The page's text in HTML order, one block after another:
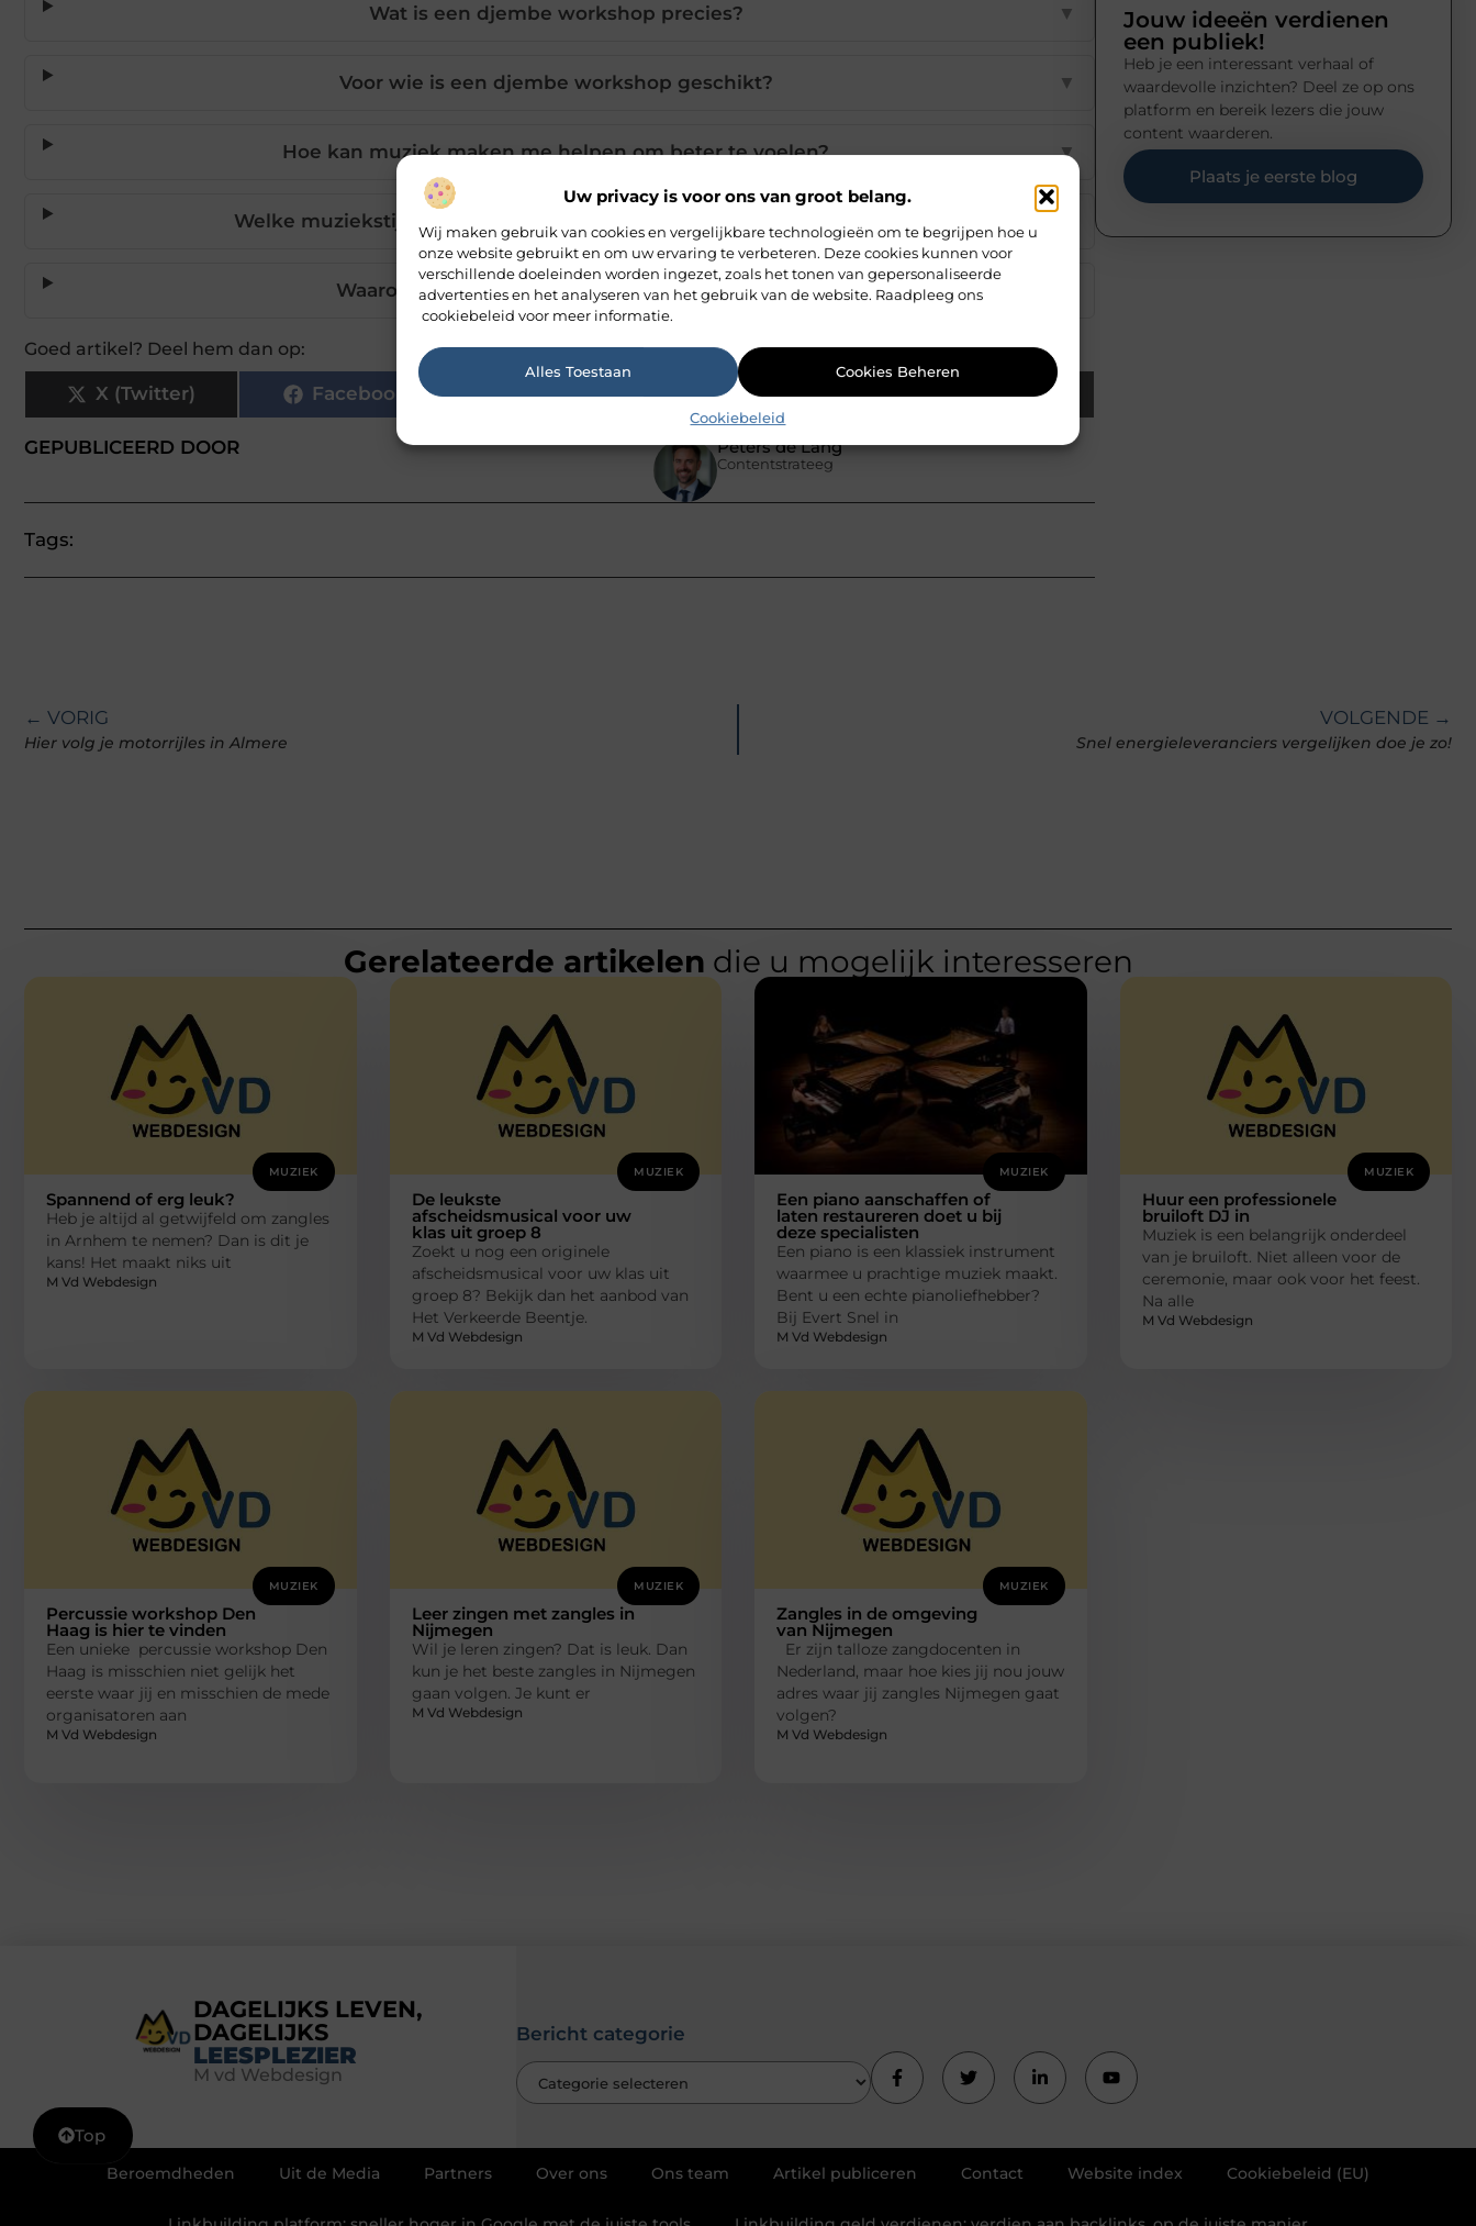
Uw privacy is voor ons van groot belang.
Wij maken gebruik van cookies en vergelijkbare technologieën om te begrijpen hoe u
onze website gebruikt en om uw ervaring te verbeteren. Deze cookies kunnen voor
verschillende doeleinden worden ingezet, zoals het tonen van gepersonaliseerde
advertenties en het analyseren van het gebruik van de website. Raadpleeg ons
cookiebeleid voor meer informatie.
Alles Toestaan Cookies Beheren
Cookiebeleid
Top
Wat is een djembe workshop precies? ▼
Voor wie is een djembe workshop geschikt? ▼
Hoe kan muziek maken me helpen om beter te voelen? ▼
Welke muziekstijlen worden aangeboden bij djembe workshops?
Waarom is muziek belangrijk voor je welzijn?
Goed artikel? Deel hem dan op:
X (Twitter) Facebook Pinterest LinkedIn Email
GEPUBLICEERD DOOR Peters de Lang
Contentstrateeg
Tags:
Jouw ideeën verdienen
een publiek!
Heb je een interessant verhaal of
waardevolle inzichten? Deel ze op ons
platform en bereik lezers die jouw
content waarderen.
Plaats je eerste blog
← VORIG
Hier volg je motorrijles in Almere
VOLGENDE →
Snel energieleveranciers vergelijken doe je zo!
Gerelateerde artikelen die u mogelijk interesseren
MUZIEK
Spannend of erg leuk?
Heb je altijd al getwijfeld om zangles
in Arnhem te nemen? Dan is dit je
kans! Het maakt niks uit
M Vd Webdesign
MUZIEK
De leukste
afscheidsmusical voor uw
klas uit groep 8
Zoekt u nog een originele
afscheidsmusical voor uw klas uit
groep 8? Bekijk dan het aanbod van
Het Verkeerde Beentje.
M Vd Webdesign
MUZIEK
Een piano aanschaffen of
laten restaureren doet u bij
deze specialisten
Een piano is een klassiek instrument
waarmee u prachtige muziek maakt.
Bent u een echte pianoliefhebber?
Bij Evert Snel in
M Vd Webdesign
MUZIEK
Huur een professionele
bruiloft DJ in
Muziek is een belangrijk onderdeel
van je bruiloft. Niet alleen voor de
ceremonie, maar ook voor het feest.
Na alle
M Vd Webdesign
MUZIEK
Percussie workshop Den
Haag is hier te vinden
Een unieke percussie workshop Den
Haag is misschien niet gelijk het
eerste waar jij en misschien de mede
organisatoren aan
M Vd Webdesign
MUZIEK
Leer zingen met zangles in
Nijmegen
Wil je leren zingen? Dat is leuk. Dan
kun je het beste zangles in Nijmegen
gaan volgen. Je kunt er
M Vd Webdesign
MUZIEK
Zangles in de omgeving
van Nijmegen
Er zijn talloze zangdocenten in
Nederland, maar hoe kies jij nou jouw
adres waar jij zangles Nijmegen gaat
volgen?
M Vd Webdesign
DAGELIJKS LEVEN,
DAGELIJKS
LEESPLEZIER
M vd Webdesign
Bericht categorie
Beroemdheden Uit de Media Partners Over ons Ons team Artikel publiceren Contact Website index Cookiebeleid (EU)